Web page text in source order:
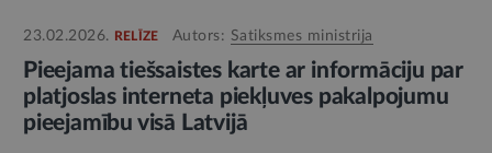
23.02.2026. RELĪZE Autors: Satiksmes ministrija
Pieejama tiešsaistes karte ar informāciju par
platjoslas interneta piekļuves pakalpojumu
pieejamību visā Latvijā